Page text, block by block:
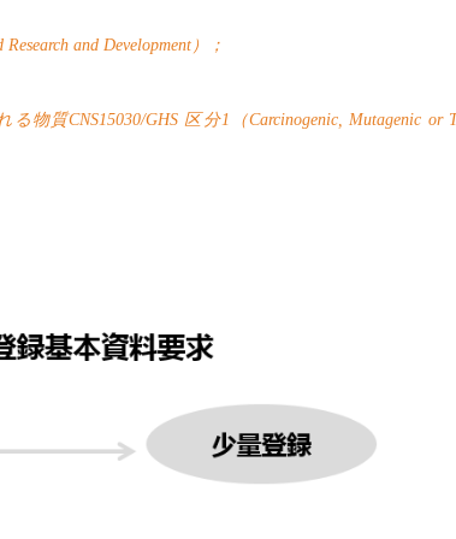
and Development ）；
る物質CNS15030/GHS 区分1 （Carcinogenic, Mutagenic or